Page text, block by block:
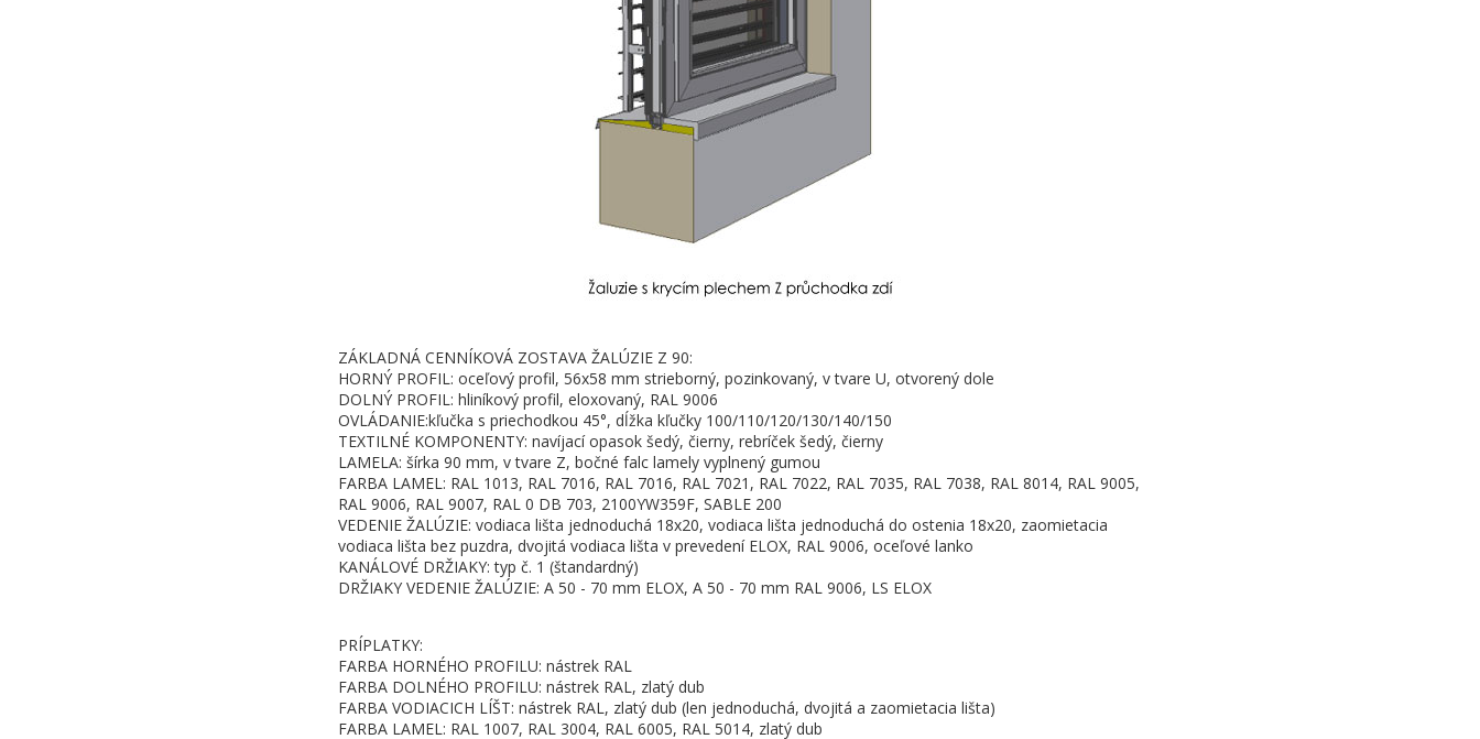
ZÁKLADNÁ CENNÍKOVÁ ZOSTAVA ŽALÚZIE Z 90:
HORNÝ PROFIL: oceľový profil, 56x58 mm strieborný, pozinkovaný, v tvare U, otvorený dole
DOLNÝ PROFIL: hliníkový profil, eloxovaný, RAL 9006
OVLÁDANIE:kľučka s priechodkou 45°, dĺžka kľučky 100/110/120/130/140/150
TEXTILNÉ KOMPONENTY: navíjací opasok šedý, čierny, rebríček šedý, čierny
LAMELA: šírka 90 mm, v tvare Z, bočné falc lamely vyplnený gumou
FARBA LAMEL: RAL 1013, RAL 7016, RAL 7016, RAL 7021, RAL 7022, RAL 7035, RAL 7038, RAL 8014, RAL 9005,
RAL 9006, RAL 9007, RAL 0 DB 703, 2100YW359F, SABLE 200
VEDENIE ŽALÚZIE: vodiaca lišta jednoduchá 18x20, vodiaca lišta jednoduchá do ostenia 18x20, zaomietacia
vodiaca lišta bez puzdra, dvojitá vodiaca lišta v prevedení ELOX, RAL 9006, oceľové lanko
KANÁLOVÉ DRŽIAKY: typ č. 1 (štandardný)
DRŽIAKY VEDENIE ŽALÚZIE: A 50 - 70 mm ELOX, A 50 - 70 mm RAL 9006, LS ELOX
PRÍPLATKY:
FARBA HORNÉHO PROFILU: nástrek RAL
FARBA DOLNÉHO PROFILU: nástrek RAL, zlatý dub
FARBA VODIACICH LÍŠT: nástrek RAL, zlatý dub (len jednoduchá, dvojitá a zaomietacia lišta)
FARBA LAMEL: RAL 1007, RAL 3004, RAL 6005, RAL 5014, zlatý dub